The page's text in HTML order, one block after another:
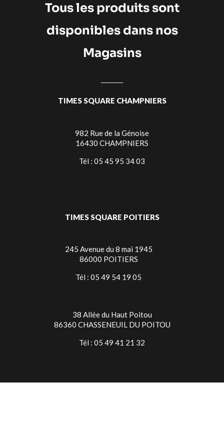
Tous les produits sont
disponibles dans nos
Magasins
TIMES SQUARE CHAMPNIERS
982 Rue de la Génoise
16430 CHAMPNIERS
Tél : 05 45 95 34 03
TIMES SQUARE POITIERS
245 Avenue du 8 mai 1945
86000 POITIERS
Tél : 05 49 54 19 05
38 Allée du Haut Poitou
86360 CHASSENEUIL DU POITOU
Tél : 05 49 41 21 32